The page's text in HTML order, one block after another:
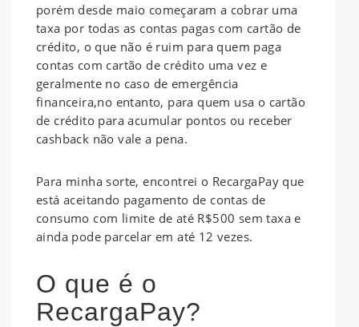
porém desde maio começaram a cobrar uma
taxa por todas as contas pagas com cartão de
crédito, o que não é ruim para quem paga
contas com cartão de crédito uma vez e
geralmente no caso de emergência
financeira,no entanto, para quem usa o cartão
de crédito para acumular pontos ou receber
cashback não vale a pena.
Para minha sorte, encontrei o RecargaPay que
está aceitando pagamento de contas de
consumo com limite de até R$500 sem taxa e
ainda pode parcelar em até 12 vezes.
O que é o
RecargaPay?